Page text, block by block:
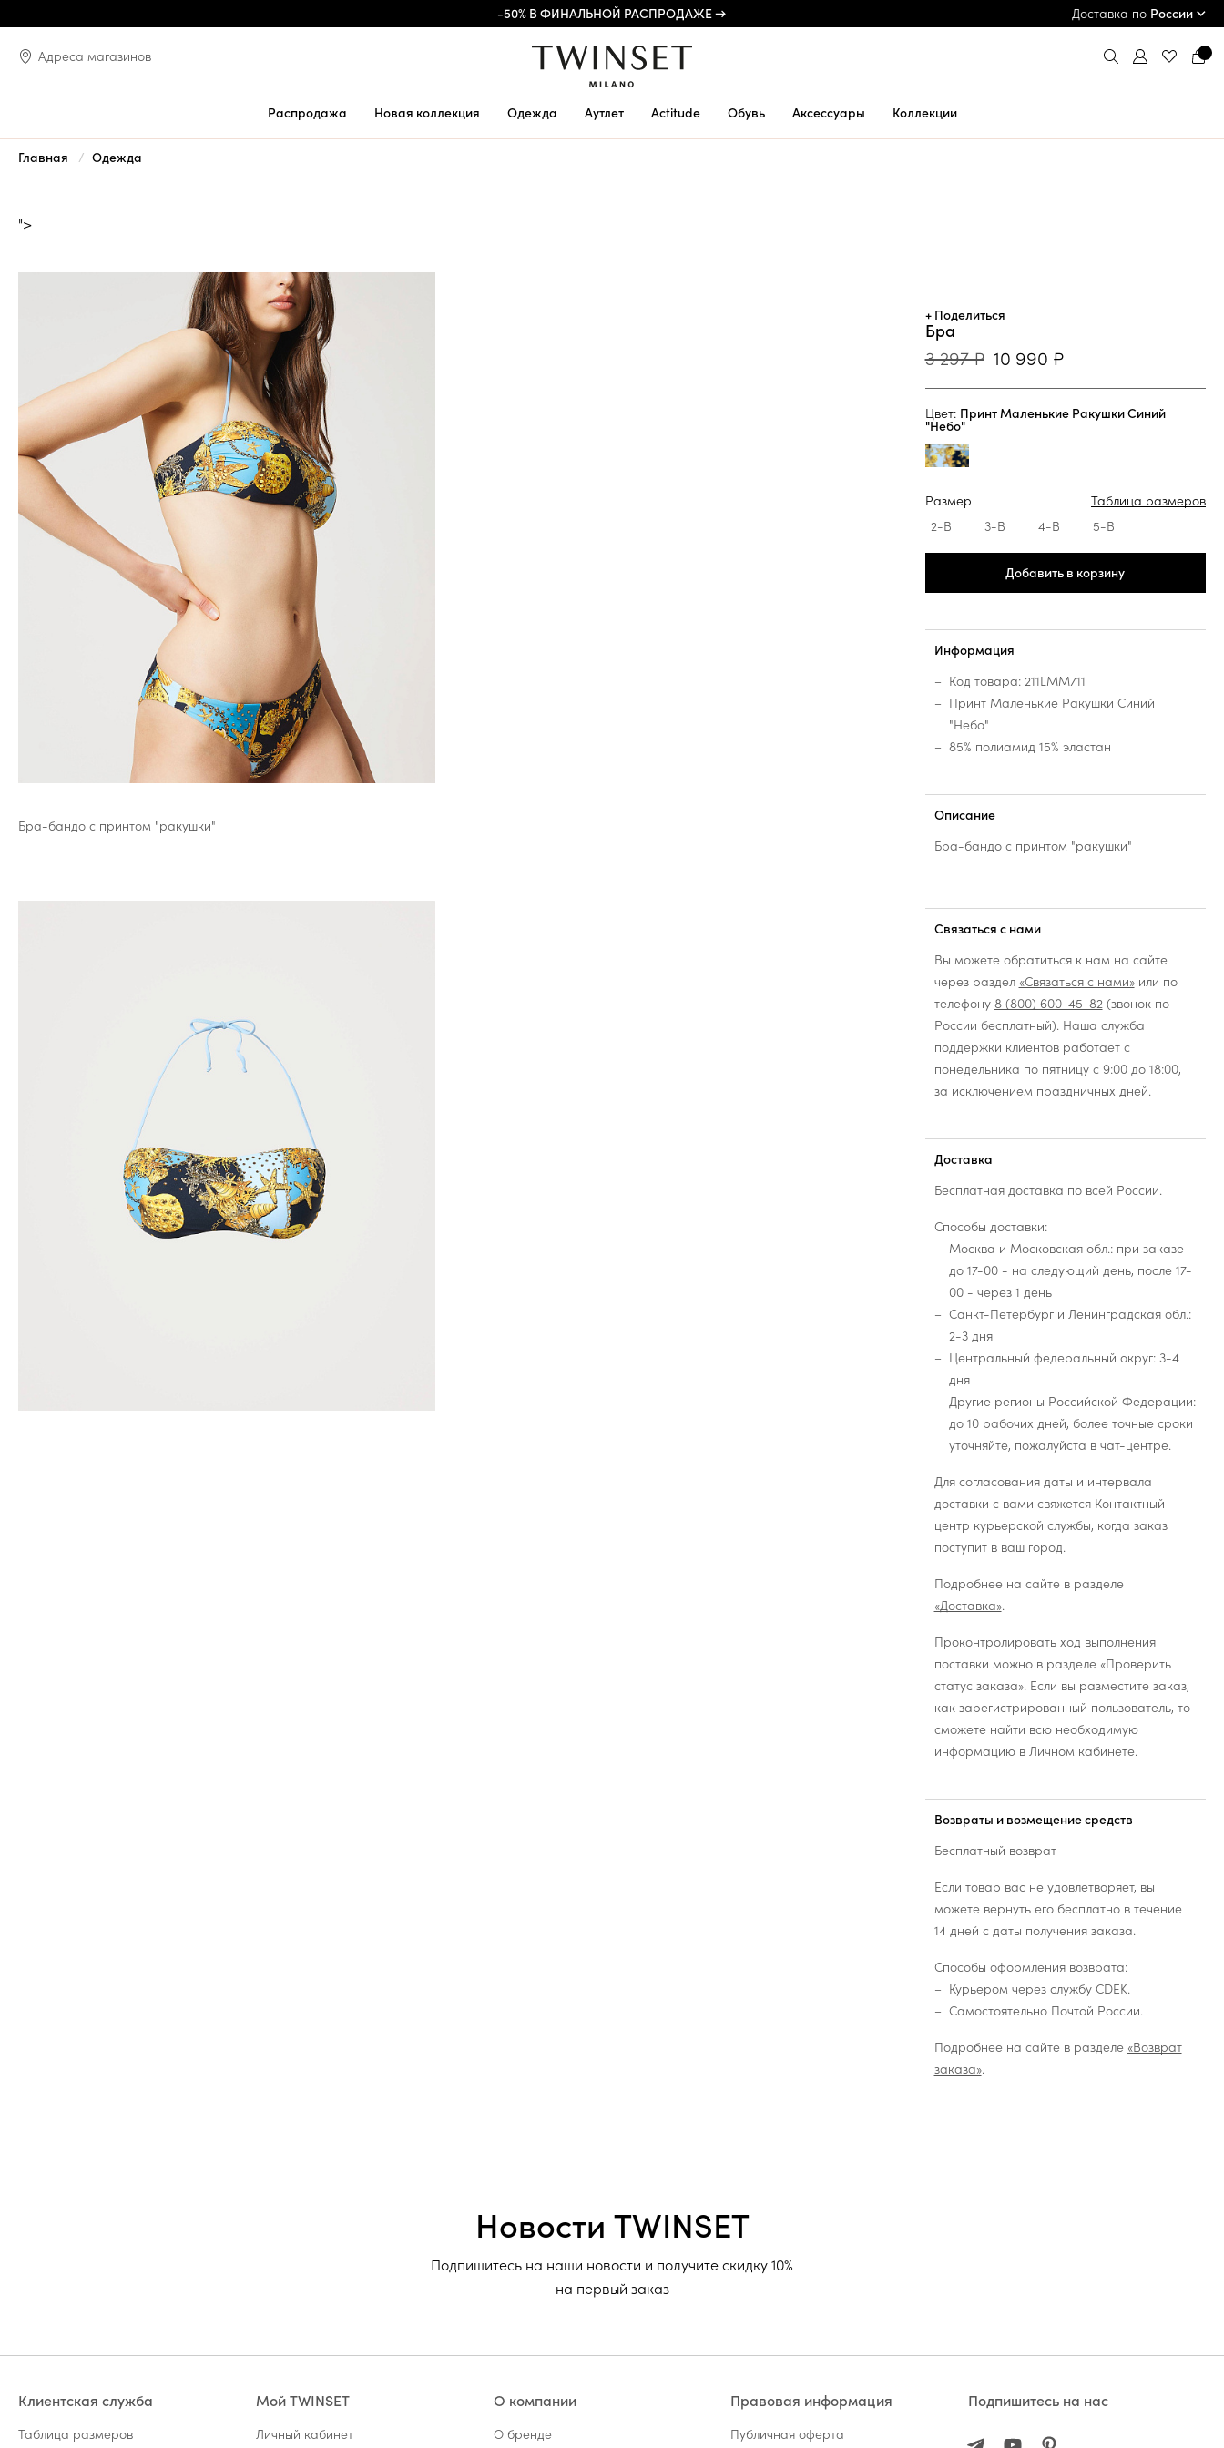
-50% В ФИНАЛЬНОЙ РАСПРОДАЖЕ → ПРИМЕРКА И ОПЛАТА ПРИ ПОЛУЧЕНИИ*
Доставка по России
Адреса магазинов
Распродажа Новая коллекция Одежда Аутлет Actitude Обувь Аксессуары Коллекции
Главная Одежда
">
Бра-бандо с принтом "ракушки"
+ Поделиться
Бра
3 297 ₽ 10 990 ₽
Цвет: Принт Маленькие Ракушки Синий
"Небо"
Размер
Таблица размеров
2-B
3-B 4-B 5-B
Добавить в корзину
Информация
Код товара: 211LMM711
Принт Маленькие Ракушки Синий
"Небо"
85% полиамид 15% эластан
Описание
Бра-бандо с принтом "ракушки"
Связаться с нами
Вы можете обратиться к нам на сайте
через раздел «Связаться с нами»или по
телефону 8 (800) 600-45-82(звонок по
России бесплатный). Наша служба
поддержки клиентов работает с
понедельника по пятницу с 9:00 до 18:00,
за исключением праздничных дней.
Доставка
Бесплатная доставка по всей России.
Способы доставки:
Москва и Московская обл.: при заказе
до 17-00 - на следующий день, после 17-
00 - через 1 день
Санкт-Петербург и Ленинградская обл.:
2-3 дня
Центральный федеральный округ: 3-4
дня
Другие регионы Российской Федерации:
до 10 рабочих дней, более точные сроки
уточняйте, пожалуйста в чат-центре.
Для согласования даты и интервала
доставки с вами свяжется Контактный
центр курьерской службы, когда заказ
поступит в ваш город.
Подробнее на сайте в разделе
«Доставка».
Проконтролировать ход выполнения
поставки можно в разделе «Проверить
статус заказа». Если вы разместите заказ,
как зарегистрированный пользователь, то
сможете найти всю необходимую
информацию в Личном кабинете.
Возвраты и возмещение средств
Бесплатный возврат
Если товар вас не удовлетворяет, вы
можете вернуть его бесплатно в течение
14 дней с даты получения заказа.
Способы оформления возврата:
Курьером через службу CDEK.
Самостоятельно Почтой России.
Подробнее на сайте в разделе «Возврат
заказа».
Новости TWINSET
Подпишитесь на наши новости и получите скидку 10%
на первый заказ
Клиентская служба
Таблица размеров
Мой TWINSET
Личный кабинет
О компании
О бренде
Правовая информация
Публичная оферта
Подпишитесь на нас